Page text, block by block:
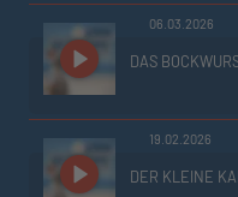
06.03.2026
DAS
19.02.2026
DER KLEINE